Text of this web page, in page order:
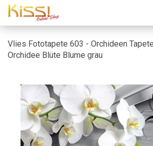
Vlies Fototapete 603 - Orchideen
Orchidee Blüte Blume grau